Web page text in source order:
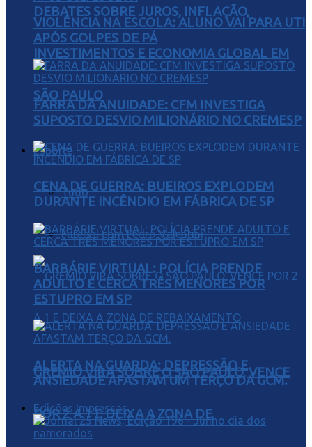
DEBATES SOBRE JUROS, INFLAÇÃO,
INVESTIMENTOS E ECONOMIA GLOBAL EM
SÃO PAULO
Esporte
Tudo
Futebol com Pedro Valentini
GRÊMIO VIRA SOBRE O SÃO PAULO, VENCE
POR 2 A 1 E DEIXA A ZONA DE
VIOLÊNCIA NA ESCOLA: ALUNO VAI PARA UTI
APÓS GOLPES DE PÁ
FARRA DA ANUIDADE: CFM INVESTIGA
SUPOSTO DESVIO MILIONÁRIO NO CREMESP
CENA DE GUERRA: BUEIROS EXPLODEM
DURANTE INCÊNDIO EM FÁBRICA DE SP
BARBÁRIE VIRTUAL: POLÍCIA PRENDE
ADULTO E CERCA TRÊS MENORES POR
ESTUPRO EM SP
ALERTA NA GUARDA: DEPRESSÃO E
ANSIEDADE AFASTAM UM TERÇO DA GCM.
Edições Impressas